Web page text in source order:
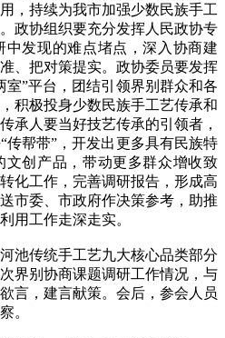
，持续为我市加强少数民族手工
政协组织要充分发挥人民政协专
中发现的难点堵点，深入协商建
、把对策提实。政协委员要发挥
室”平台，团结引领界别群众和各
积极投身少数民族手工艺传承和
承人要当好技艺传承的引领者，
传帮带”，开发出更多具有民族特
文创产品，带动更多群众增收致
化工作，完善调研报告，形成高
市委、市政府作决策参考，助推
用工作走深走实。
传统手工艺九大核心品类部分
界别协商课题调研工作情况，与
言，建言献策。会后，参会人员
。